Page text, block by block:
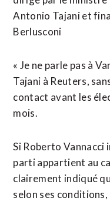
Antonio Tajani et
Berlusconi
« Je ne parle pas à
Tajani à Reuters,
contact avant les
mois.
Si Roberto Vannacci
parti appartient au
clairement indiqué
selon ses